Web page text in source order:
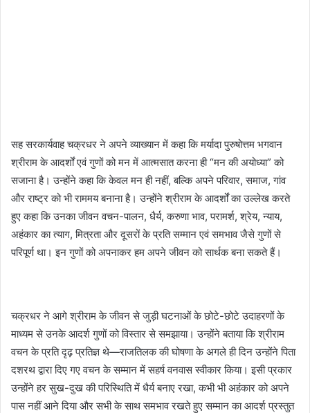
सह सरकार्यवाह चक्रधर ने अपने व्याख्यान में कहा कि मर्यादा पुरुषोत्तम भगवान
श्रीराम के आदर्शों एवं गुणों को मन में आत्मसात करना ही “मन की अयोध्या” को
सजाना है। उन्होंने कहा कि केवल मन ही नहीं, बल्कि अपने परिवार, समाज, गांव
और राष्ट्र को भी राममय बनाना है। उन्होंने श्रीराम के आदर्शों का उल्लेख करते
हुए कहा कि उनका जीवन वचन-पालन, धैर्य, करुणा भाव, परामर्श, श्रेय, न्याय,
अहंकार का त्याग, मित्रता और दूसरों के प्रति सम्मान एवं समभाव जैसे गुणों से
परिपूर्ण था। इन गुणों को अपनाकर हम अपने जीवन को सार्थक बना सकते हैं।
चक्रधर ने आगे श्रीराम के जीवन से जुड़ी घटनाओं के छोटे-छोटे उदाहरणों के
माध्यम से उनके आदर्श गुणों को विस्तार से समझाया। उन्होंने बताया कि श्रीराम
वचन के प्रति दृढ़ प्रतिज्ञ थे—राजतिलक की घोषणा के अगले ही दिन उन्होंने पिता
दशरथ द्वारा दिए गए वचन के सम्मान में सहर्ष वनवास स्वीकार किया। इसी प्रकार
उन्होंने हर सुख-दुख की परिस्थिति में धैर्य बनाए रखा, कभी भी अहंकार को अपने
पास नहीं आने दिया और सभी के साथ समभाव रखते हुए सम्मान का आदर्श प्रस्तुत